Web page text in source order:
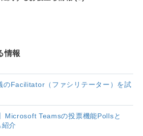
情報
Facilitator（ファシリテーター）を試
Microsoft Teamsの投票機能Pollsと
介